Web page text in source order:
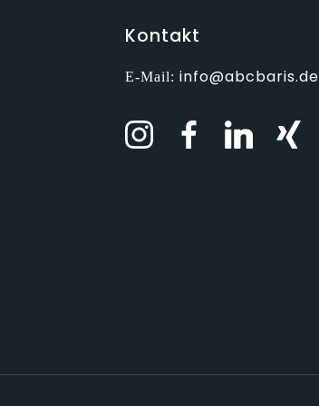
Kontakt
E-Mail: info@abcbaris.de